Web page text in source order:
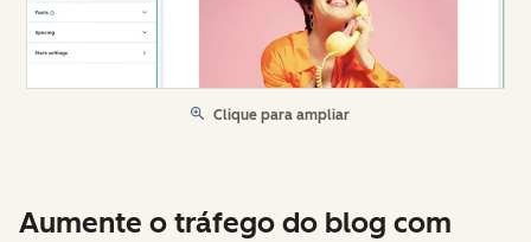
Clique para ampliar
Aumente o tráfego do blog com